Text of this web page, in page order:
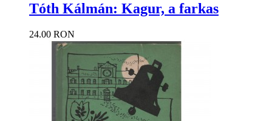
Tóth Kálmán: Kagur, a farkas
24.00 RON